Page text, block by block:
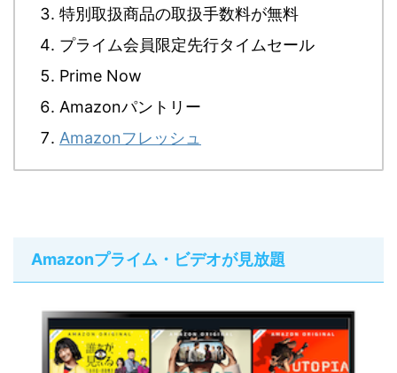
特別取扱商品の取扱手数料が無料
プライム会員限定先行タイムセール
Prime Now
Amazonパントリー
Amazonフレッシュ
Amazonプライム・ビデオが見放題